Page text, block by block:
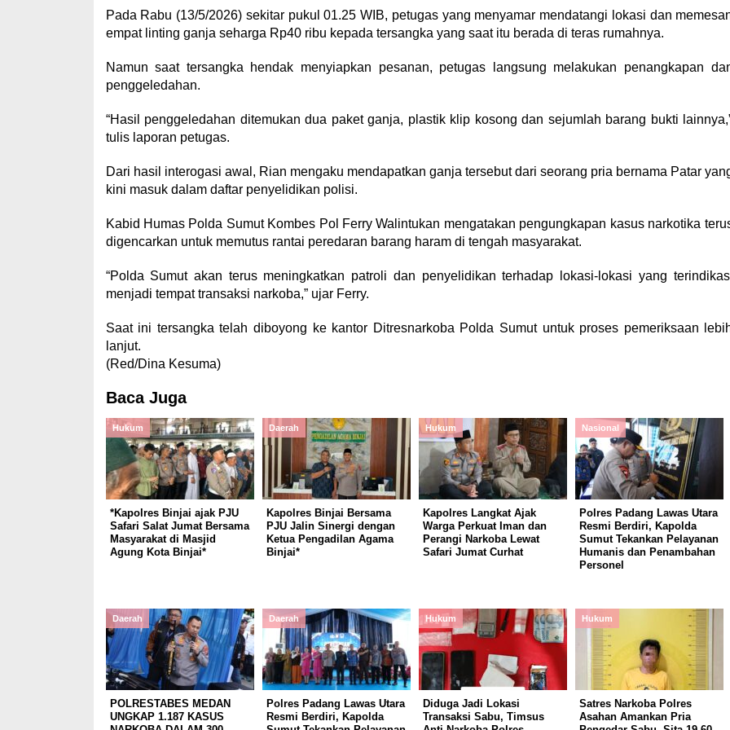
Pada Rabu (13/5/2026) sekitar pukul 01.25 WIB, petugas yang menyamar mendatangi lokasi dan
empat linting ganja seharga Rp40 ribu kepada tersangka yang saat itu berada di teras rumahnya.
Namun saat tersangka hendak menyiapkan pesanan, petugas langsung melakukan penangkapan
penggeledahan.
“Hasil penggeledahan ditemukan dua paket ganja, plastik klip kosong dan sejumlah barang bukti
tulis laporan petugas.
Dari hasil interogasi awal, Rian mengaku mendapatkan ganja tersebut dari seorang pria bernama Patar
kini masuk dalam daftar penyelidikan polisi.
Kabid Humas Polda Sumut Kombes Pol Ferry Walintukan mengatakan pengungkapan kasus narkotika
digencarkan untuk memutus rantai peredaran barang haram di tengah masyarakat.
“Polda Sumut akan terus meningkatkan patroli dan penyelidikan terhadap lokasi-lokasi yang
menjadi tempat transaksi narkoba,” ujar Ferry.
Saat ini tersangka telah diboyong ke kantor Ditresnarkoba Polda Sumut untuk proses pemeriksaan
lanjut.
(Red/Dina Kesuma)
Baca Juga
Hukum
*Kapolres Binjai ajak PJU
Safari Salat Jumat Bersama
Masyarakat di Masjid
Agung Kota Binjai*
Daerah
Kapolres Binjai Bersama
PJU Jalin Sinergi dengan
Ketua Pengadilan Agama
Binjai*
Hukum
Kapolres Langkat Ajak
Warga Perkuat Iman dan
Perangi Narkoba Lewat
Safari Jumat Curhat
Nasional
Polres Padang Lawas Utara
Resmi Berdiri, Kapolda
Sumut Tekankan Pelayanan
Humanis dan Penambahan
Personel
Daerah
POLRESTABES MEDAN
UNGKAP 1.187 KASUS
Daerah
Polres Padang Lawas Utara
Resmi Berdiri, Kapolda
Hukum
Diduga Jadi Lokasi
Transaksi Sabu, Timsus
Hukum
Satres Narkoba Polres
Asahan Amankan Pria